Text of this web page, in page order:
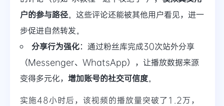
户的参与路径。这些评论还能被其他用户看见，进一
步促进自然转发。
分享行为强化：通过粉丝库完成30次站外分享
（Messenger、WhatsApp），让播放数据来源
变得多元化， 增加账号的社交可信度。
实施48小时后，该视频的播放量突破了1.2万，